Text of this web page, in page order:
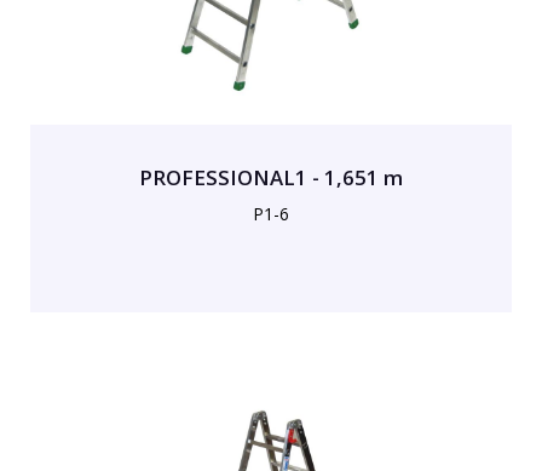
PROFESSIONAL1 - 1,651 m
P1-6